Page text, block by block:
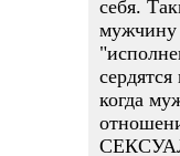
себя.
мужчину
когда